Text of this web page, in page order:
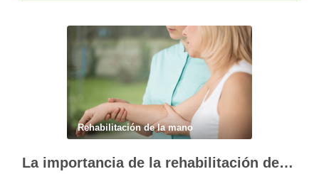
Rehabilitación de la mano
La importancia de la rehabilitación de la mano personalizada